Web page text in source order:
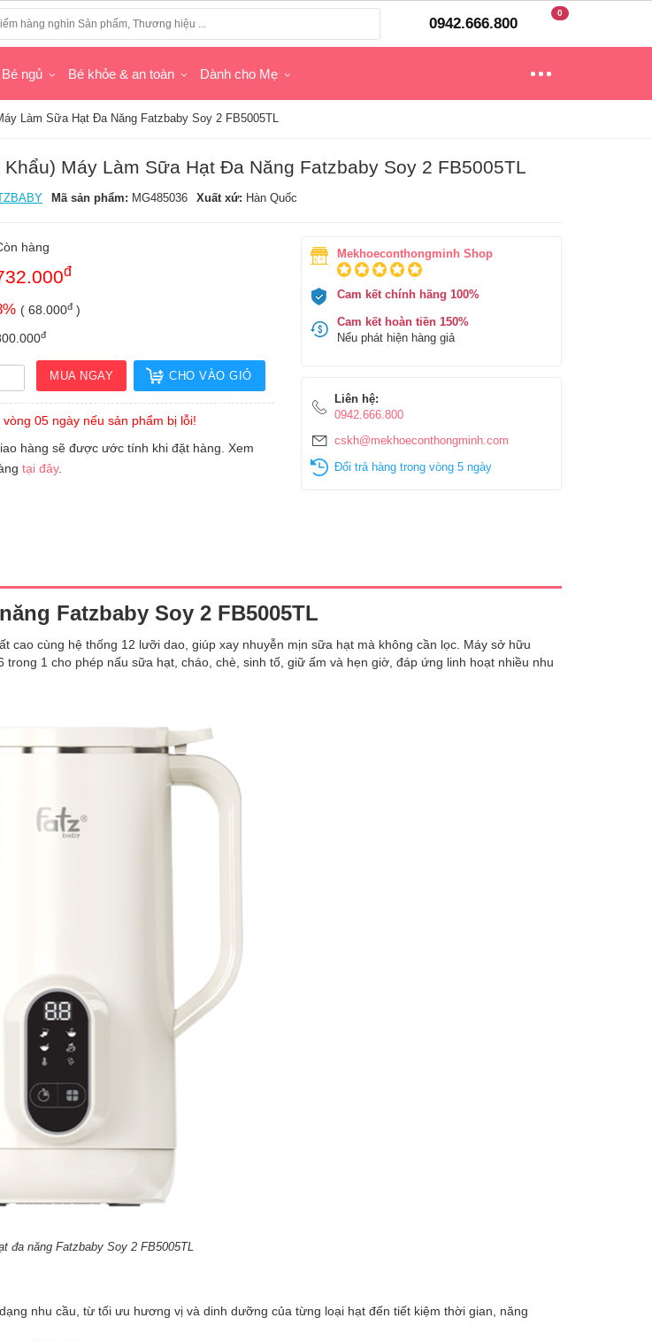
0942.666.800
0
Bé ngủ Bé khỏe & an toàn Dành cho Mẹ
Làm Sữa Hạt Đa Năng Fatzbaby Soy 2 FB5005TL
Khẩu) Máy Làm Sữa Hạt Đa Năng Fatzbaby Soy 2 FB5005TL
Mã sản phẩm: MG485036 Xuất xứ: Hàn Quốc
hàng
đ
% ( 68.000đ )
đ
MUA NGAY CHO VÀO GIỎ
05 ngày nếu sản phẩm bị lỗi!
hàng sẽ được ước tính khi đặt hàng. Xem
tại đây.
Mekhoeconthongminh Shop
Cam kết chính hãng 100%
Cam kết hoàn tiền 150%
Nếu phát hiện hàng giả
Liên hệ:
0942.666.800
cskh@mekhoeconthongminh.com
Đổi trả hàng trong vòng 5 ngày
Fatzbaby Soy 2 FB5005TL
cao cùng hệ thống 12 lưỡi dao, giúp xay nhuyễn mịn sữa hạt mà không cần lọc. Máy sở hữu
1 cho phép nấu sữa hạt, cháo, chè, sinh tố, giữ ấm và hẹn giờ, đáp ứng linh hoạt nhiều nhu
đa năng Fatzbaby Soy 2 FB5005TL
nhu cầu, từ tối ưu hương vị và dinh dưỡng của từng loại hạt đến tiết kiệm thời gian, năng